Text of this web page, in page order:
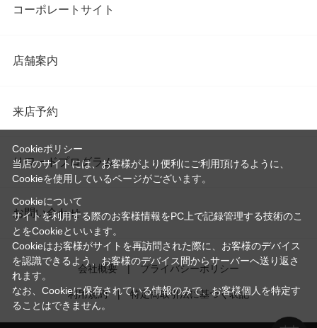
コーポレートサイト
店舗案内
来店予約
リワードプログラム
お問い合わせ
会社概要 プライバシーポリシー
利用規約 特定商取引法に基づく表記
Cookieポリシー
当店のサイトには、お客様がより便利にご利用頂けるように、
Cookieを使用しているページがございます。
Cookieについて
サイトを利用する際のお客様情報をPC上で記録管理する技術のこ
とをCookieといいます。
Cookieはお客様がサイトを再訪問された際に、お客様のデバイス
を認識できるよう、お客様のデバイス間からサーバーへ送り返さ
れます。
なお、Cookieに保存されている情報のみで、お客様個人を特定す
ることはできません。